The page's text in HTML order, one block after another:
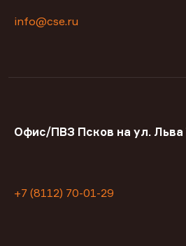
info@cse.ru
Офис/ПВЗ Псков на ул. Льва
+7 (8112) 70-01-29